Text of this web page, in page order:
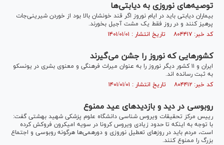
توصیه‌های نوروزی به دیابتی‌ها
بیماران دیابتی باید در ایام نوروز اگر قند خونشان بالا بود از خوردن شیرینی‌جات
پرهیز کنند و در روز فقط یک مشت آجیل بخورند.
کد خبر: ۸۰۴۴۱۷ تاریخ انتشار : ۱۴۰۱/۰۱/۰۱
کشور‌هایی که نوروز را جشن می‌گیرند
ایران و ۱۱ کشور دیگر نوروز را به عنوان میراث فرهنگی و معنوی بشری در یونسکو
به ثبت رسانده اند.
کد خبر: ۸۰۴۴۱۲ تاریخ انتشار : ۱۴۰۱/۰۱/۰۱
روبوسی در دید و بازدید‌های عید ممنوع
رییس مرکز تحقیقات ویروس شناسی دانشگاه علوم پزشکی شهید بهشتی گفت:
با توجه به اینکه تا حدود زیادی ویروس کرونا در سویه امیکرون فروکش کرده
است، مردم باید در روز‌های تعطیل نوروزی و دورهمی‌ها هرگونه روبوسی و اجتماع
بزرگ را ممنوع کنند.